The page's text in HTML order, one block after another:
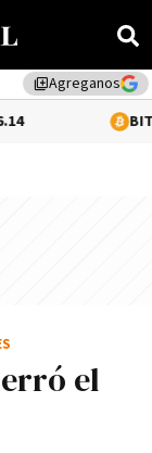
library_addAgreganos
-0.05%
el